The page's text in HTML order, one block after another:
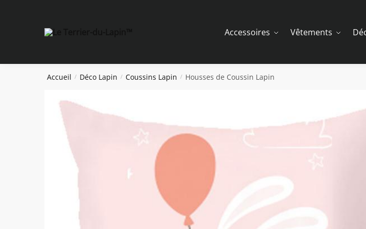
Accessoires Vêtements
Accueil / Déco Lapin / Coussins Lapin / Housses de Coussin Lapin